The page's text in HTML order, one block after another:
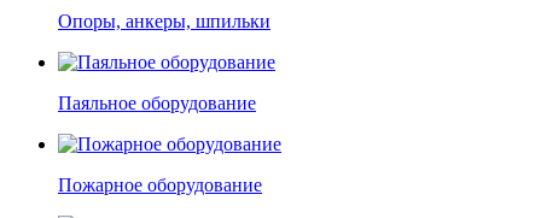
Опоры, анкеры, шпильки
Паяльное оборудование
Пожарное оборудование